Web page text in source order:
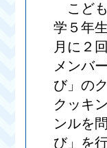
こど
学５年
月に２
メンバ
び」の
クッキ
ンルを
び」を